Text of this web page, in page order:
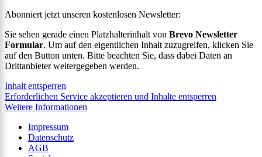
Abonniert jetzt unseren kostenlosen Newsletter:
Sie sehen gerade einen Platzhalterinhalt von Brevo Newsletter
Formular. Um auf den eigentlichen Inhalt zuzugreifen, klicken Sie
auf den Button unten. Bitte beachten Sie, dass dabei Daten an
Drittanbieter weitergegeben werden.
Inhalt entsperren
Erforderlichen Service akzeptieren und Inhalte entsperren
Weitere Informationen
Impressum
Datenschutz
AGB